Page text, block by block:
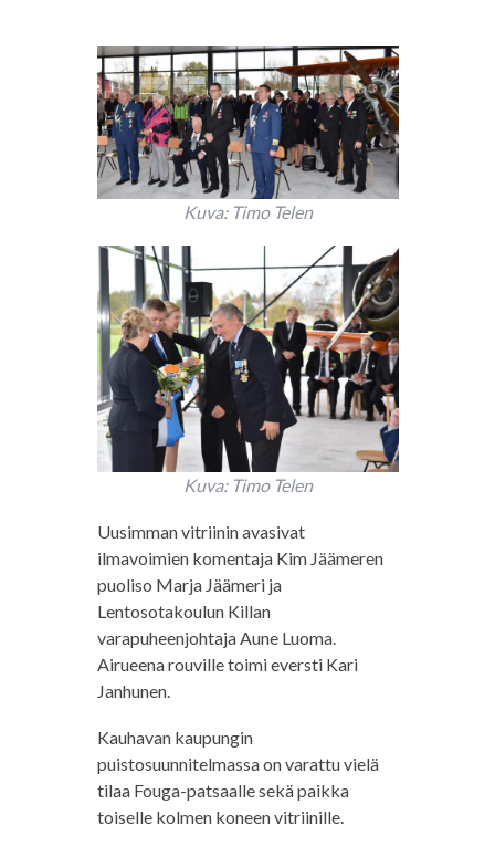
Kuva: Timo Telen
Kuva: Timo Telen
Uusimman vitriinin avasivat
ilmavoimien komentaja Kim Jäämeren
puoliso Marja Jäämeri ja
Lentosotakoulun Killan
varapuheenjohtaja Aune Luoma.
Airueena rouville toimi eversti Kari
Janhunen.
Kauhavan kaupungin
puistosuunnitelmassa on varattu vielä
tilaa Fouga-patsaalle sekä paikka
toiselle kolmen koneen vitriinille.